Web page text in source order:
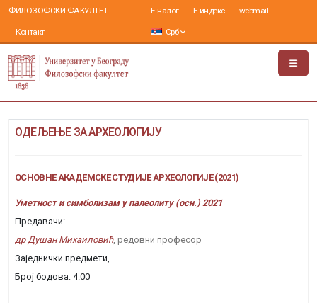
ФИЛОЗОФСКИ ФАКУЛТЕТ
Контакт
Е-налог Е-индекс webmail
Срб
ОДЕЉЕЊЕ ЗА АРХЕОЛОГИЈУ
ОСНОВНЕ АКАДЕМСКЕ СТУДИЈЕ АРХЕОЛОГИЈЕ (2021)
Уметност и симболизам у палеолиту (осн.) 2021
Предавачи:
др Душан Михаиловић, редовни професор
Заједнички предмети,
Број бодова: 4.00